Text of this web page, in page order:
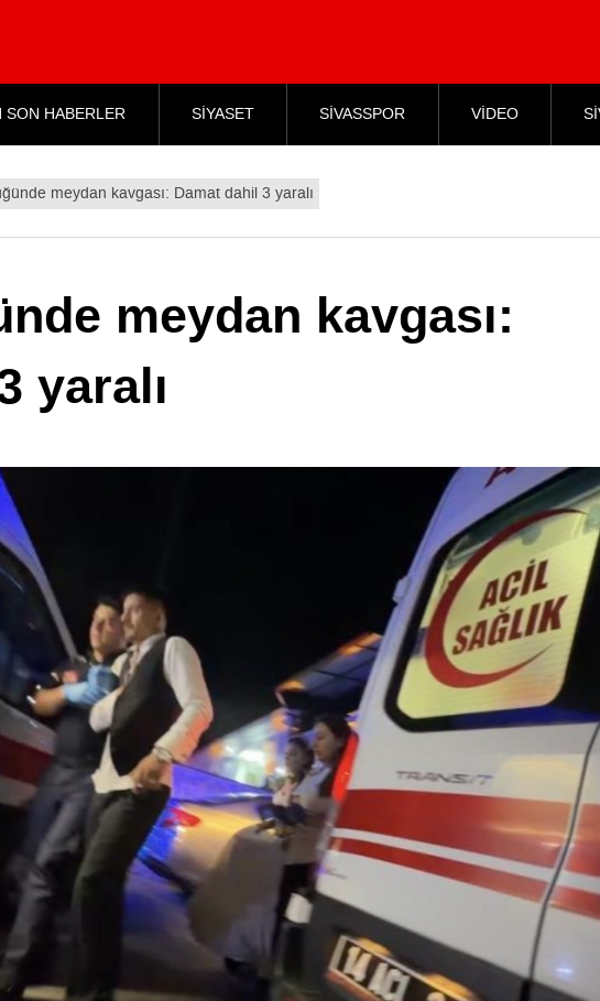
SON HABERLER SİYASET SİVASSPOR VİDEO
meydan kavgası: Damat dahil 3 yaralı
meydan kavgası:
yaralı